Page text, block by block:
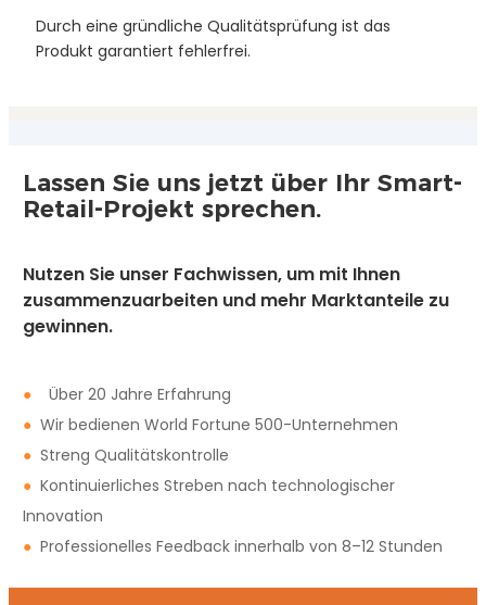
Durch eine gründliche Qualitätsprüfung ist das
Produkt garantiert fehlerfrei.
Lassen Sie uns jetzt über Ihr Smart-
Retail-Projekt sprechen.
Nutzen Sie unser Fachwissen, um mit Ihnen
zusammenzuarbeiten und mehr Marktanteile zu
gewinnen.
●
Über 20 Jahre Erfahrung
●Wir bedienen World Fortune 500-Unternehmen
●Streng Qualitätskontrolle
●Kontinuierliches Streben nach technologischer
Innovation
●Professionelles Feedback innerhalb von 8–12 Stunden